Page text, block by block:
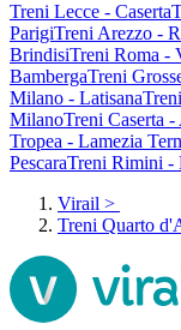
Treni Lecce - Caserta
ParigiTreni Arezzo -
BrindisiTreni Roma -
BambergaTreni
Milano - Latisana
MilanoTreni Caserta
Tropea - Lamezia
PescaraTreni Rimini -
Virail >
Treni Quarto